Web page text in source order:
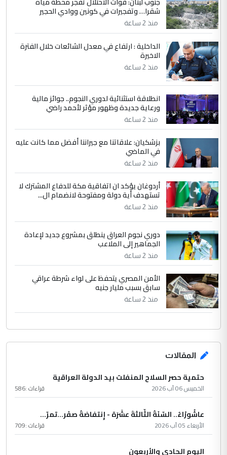
سردار
التعليق : واحد من عصابة علي ماما يسقط
جنسية الرافد الثالث للعراق ومن اصول عريقة
ابا فرات ...
الموضوع :
الجواهري يرد على صدام حسين سل
مضجعيك يابن الزنا (نص كامل)
5 سردار
التعليق : واحد من عصابة علي ماما يسقط
جنسية الرافد الثالث للعراق ومن اصول عريقة
الموضوع :
الجواهري يرد على صدام حسين سل
مضجعيك يابن الزنا (نص كامل)
شقرا… وتفجيرات في كونين ووادي الحجير
منذ 2 ساعة
الداخلية : ارتفاع في معدل الشائعات خلال الفترة
الاخيرة
منذ 2 ساعة
انطلاقة استثنائية لدوري النجوم.. جوائز مالية
ورعاية جديدة وظهور مؤثر لأحمد راضي
منذ 2 ساعة
بزشكيان: علاقاتنا مع جيراننا أفضل مما كانت عليه
في الماضي
منذ 2 ساعة
أردوغان يؤكد ان اتفاقية مكة للدفاع المشترك لا
تستهدف أية دولة ومفتوحة لانضمام ال...
منذ 2 ساعة
دوري نجوم العراق ينطلق بمشروع جديد لإعادة
الجماهير إلى الملاعب
منذ 2 ساعة
الأمن المصري يتحفظ على لواء شرطة عراقي
سابق بسبب مليار جنيه
منذ 2 ساعة
المقالات
حتمية حصر السلاح المنفلت بيد الدولة العراقية
الخميس 06 آب 2026 قراءات :586
عاشُورْاءُ.. السّنَةُ الثّالثةَ عشَرَة - إِنتفاضةُ صفَر…تمرّ...
الأربعاء 05 آب 2026 قراءات :709
اليوم الحادي والأربعون